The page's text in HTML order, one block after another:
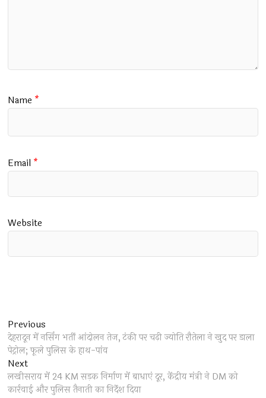
Name *
Email *
Website
Post
navigation
Previous
post:
देहरादून में नर्सिंग भर्ती आंदोलन तेज, टंकी पर चढ़ी ज्योति रौतेला ने खुद पर डाला
पेट्रोल; फूले पुलिस के हाथ-पांव
NextNext
post:
लखीसराय में 24 KM सड़क निर्माण में बाधाएं दूर, केंद्रीय मंत्री ने DM को
कार्रवाई और पुलिस तैनाती का निर्देश दिया